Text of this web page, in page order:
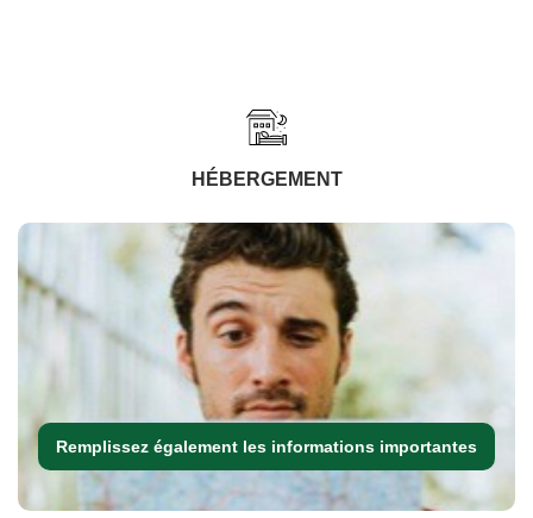
HÉBERGEMENT
Remplissez également les informations importantes